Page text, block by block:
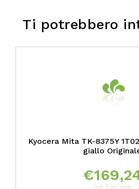
Ti potrebbero
Kyocera Mita TK-8375Y
giallo
€
Iva Esclusa